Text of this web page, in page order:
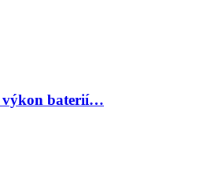
výkon baterií…